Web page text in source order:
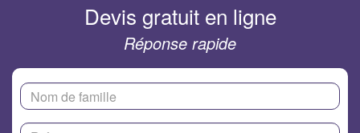
Devis gratuit en ligne
Réponse rapide